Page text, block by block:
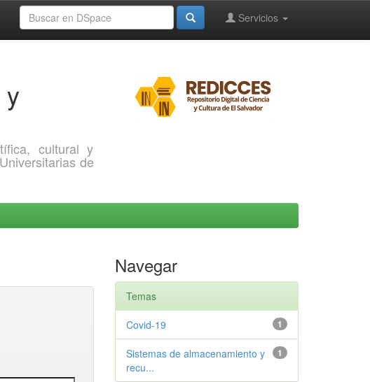
Servicios
cultural y
de
Navegar
Temas
1
Covid-19
1
Sistemas de almacenamiento y
recu...